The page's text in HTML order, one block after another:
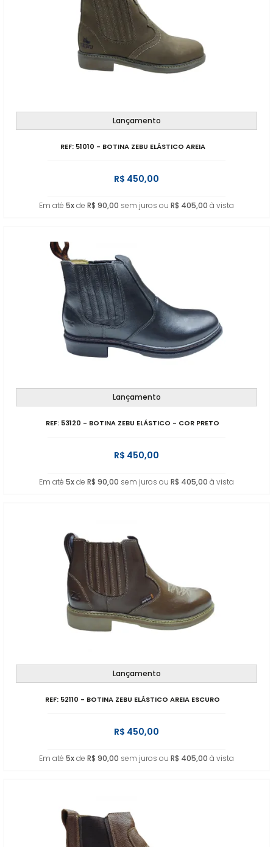
Lançamento
REF: 51010 - BOTINA ZEBU ELÁSTICO AREIA
R$ 450,00
Em até 5xde R$ 90,00 sem juros ou R$ 405,00 à vista
Lançamento
REF: 53120 - BOTINA ZEBU ELÁSTICO - COR PRETO
R$ 450,00
Em até 5xde R$ 90,00 sem juros ou R$ 405,00 à vista
Lançamento
REF: 52110 - BOTINA ZEBU ELÁSTICO AREIA ESCURO
R$ 450,00
Em até 5xde R$ 90,00 sem juros ou R$ 405,00 à vista